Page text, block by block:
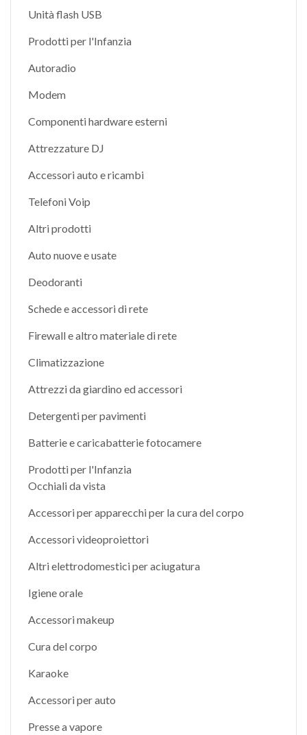
Unità flash USB
Prodotti per l'Infanzia
Autoradio
Modem
Componenti hardware esterni
Attrezzature DJ
Accessori auto e ricambi
Telefoni Voip
Altri prodotti
Auto nuove e usate
Deodoranti
Schede e accessori di rete
Firewall e altro materiale di rete
Climatizzazione
Attrezzi da giardino ed accessori
Detergenti per pavimenti
Batterie e caricabatterie fotocamere
Prodotti per l'Infanzia
Occhiali da vista
Accessori per apparecchi per la cura del corpo
Accessori videoproiettori
Altri elettrodomestici per aciugatura
Igiene orale
Accessori makeup
Cura del corpo
Karaoke
Accessori per auto
Presse a vapore